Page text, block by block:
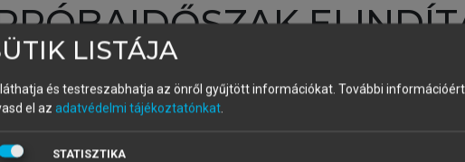
megtekintéséhez lépj be a saját fiókoddal, iskolai azonosítóddal vagy
Új felhasználóként1 óra díjmentes hozzáférésrevagy
elindításához,
vagy hozz
A regisztráció után a
LISTÁJA
és testreszabhatja az önről gyűjtött információkat. További
el az adatvédelmi tájékoztatónkat.
STATISZTIKA